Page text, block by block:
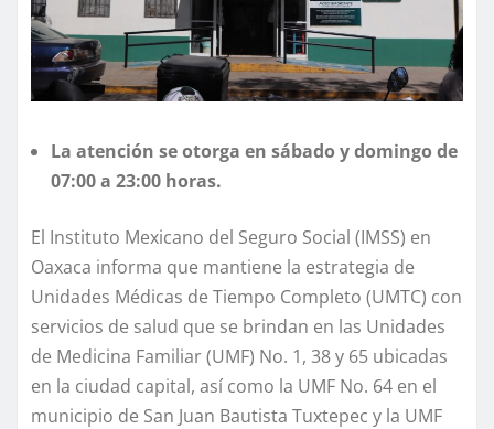
La atención se otorga en sábado y domingo de
07:00 a 23:00 horas.
El Instituto Mexicano del Seguro Social (IMSS) en
Oaxaca informa que mantiene la estrategia de
Unidades Médicas de Tiempo Completo (UMTC) con
servicios de salud que se brindan en las Unidades
de Medicina Familiar (UMF) No. 1, 38 y 65 ubicadas
en la ciudad capital, así como la UMF No. 64 en el
municipio de San Juan Bautista Tuxtepec y la UMF